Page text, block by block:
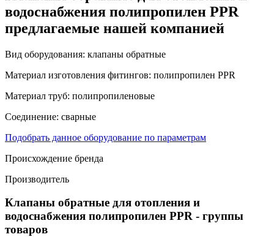
водоснабжения полипропилен PPR
предлагаемые нашей компанией
Вид оборудования: клапаны обратные
Материал изготовления фитингов: полипропилен PPR
Материал труб: полипропиленовые
Соединение: сварные
Подобрать данное оборудование по параметрам
Происхождение бренда
Производитель
Клапаны обратные для отопления и
водоснабжения полипропилен PPR - группы
товаров